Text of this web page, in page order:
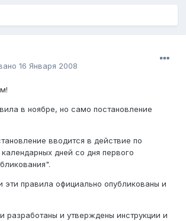
16 Января 2008
в ноябре, но само постановление
вводится в действие по
дней со дня первого
эти правила официально опубликованы и
разработаны и утверждены инструкции и